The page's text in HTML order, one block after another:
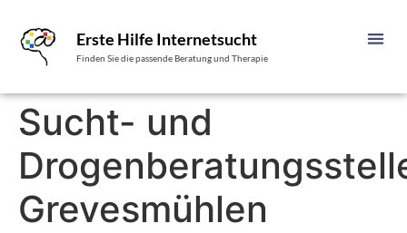
Erste Hilfe Internetsucht
Finden Sie die passende Beratung und Therapie
Sucht- und
Grevesmühlen